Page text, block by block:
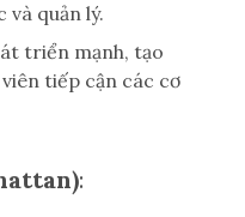
và quản lý.
triển mạnh, tạo
tiếp cận các cơ
: